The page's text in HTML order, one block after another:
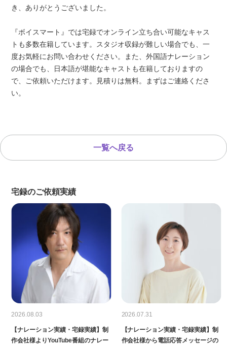
き、ありがとうございました。
『ボイスマート』では宅録でオンライン立ち合い可能なキャス
トも多数在籍しています。スタジオ収録が難しい場合でも、一
度お気軽にお問い合わせください。また、外国語ナレーション
の場合でも、日本語が堪能なキャストも在籍しておりますの
で、ご依頼いただけます。見積りは無料。まずはご連絡くださ
い。
一覧へ戻る
宅録のご依頼実績
2026.08.03
【ナレーション実績・宅録実績】制
作会社様よりYouTube番組のナレー
2026.07.31
【ナレーション実績・宅録実績】制
作会社様から電話応答メッセージの